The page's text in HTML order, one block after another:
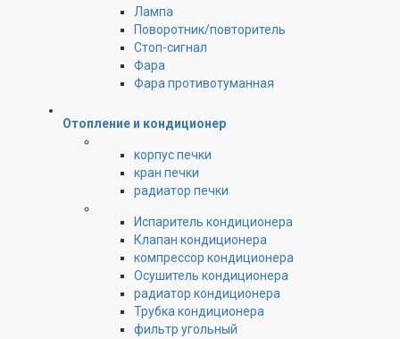
Лампа
Поворотник/повторитель
Стоп-сигнал
Фара
Фара противотуманная
Отопление и кондиционер
корпус печки
кран печки
радиатор печки
Испаритель кондиционера
Клапан кондиционера
компрессор кондиционера
Осушитель кондиционера
радиатор кондиционера
Трубка кондиционера
фильтр угольный